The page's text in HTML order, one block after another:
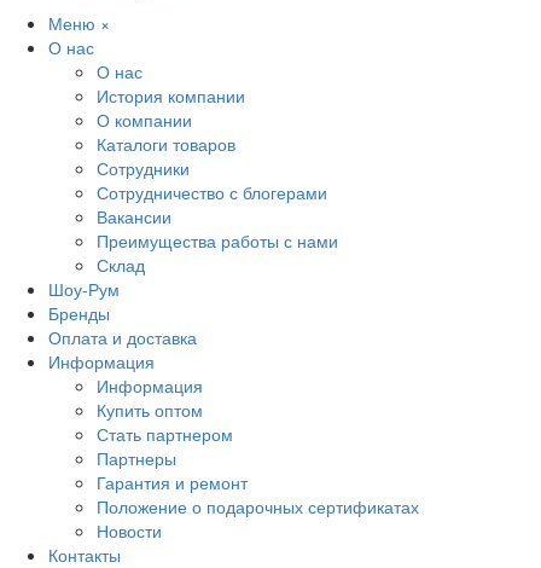
Меню ×
О нас
О нас
История компании
О компании
Каталоги товаров
Сотрудники
Сотрудничество с блогерами
Вакансии
Преимущества работы с нами
Склад
Шоу-Рум
Бренды
Оплата и доставка
Информация
Информация
Купить оптом
Стать партнером
Партнеры
Гарантия и ремонт
Положение о подарочных сертификатах
Новости
Контакты